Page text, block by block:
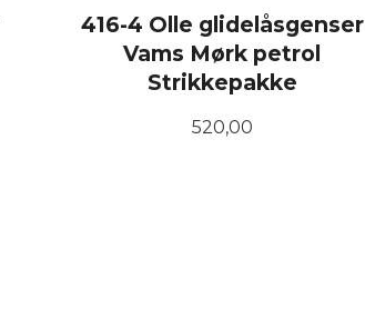
416-4 Olle glidelåsgenser
Vams Mørk petrol
Strikkepakke
Pris
520,00